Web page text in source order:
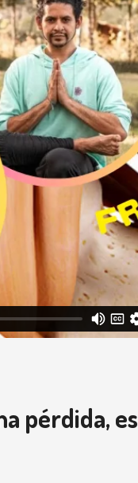
pérdida, es